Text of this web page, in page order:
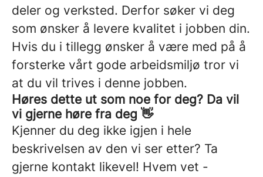
deler og verksted. Derfor søker vi deg
som ønsker å levere kvalitet i jobben din.
Hvis du i tillegg ønsker å være med på å
forsterke vårt gode arbeidsmiljø tror vi
at du vil trives i denne jobben.
Høres dette ut som noe for deg? Da vil
vi gjerne høre fra deg 👋
Kjenner du deg ikke igjen i hele
beskrivelsen av den vi ser etter? Ta
gjerne kontakt likevel! Hvem vet -